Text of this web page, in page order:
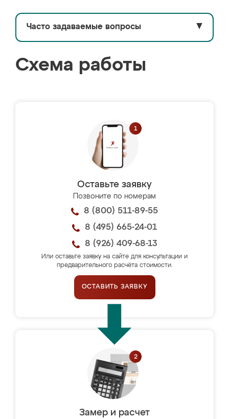
Часто задаваемые вопросы ▼
Схема работы
Оставьте заявку
Позвоните по номерам
8 (800) 511-89-55
8 (495) 665-24-01
8 (926) 409-68-13
Или оставьте заявку на сайте для консультации и
предварительного расчёта стоимости.
ОСТАВИТЬ ЗАЯВКУ
Замер и расчет